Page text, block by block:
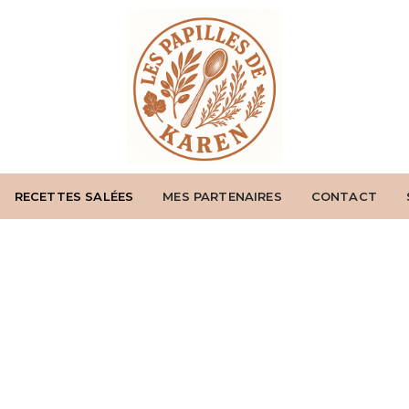
RECETTES SALÉES MES PARTENAIRES CONTACT